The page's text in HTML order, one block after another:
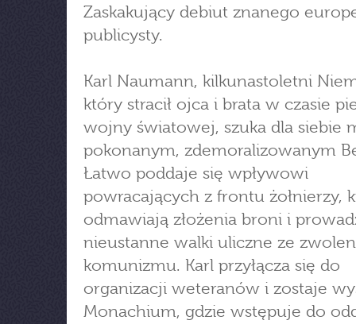
Zaskakujący debiut znanego
publicysty.
Karl Naumann, kilkunastoletni
który stracił ojca i brata w czasie
wojny światowej, szuka dla siebie
pokonanym, zdemoralizowanym
Łatwo poddaje się wpływowi
powracających z frontu żołnierzy,
odmawiają złożenia broni i
nieustanne walki uliczne ze
komunizmu. Karl przyłącza się do
organizacji weteranów i zostaje
Monachium, gdzie wstępuje do